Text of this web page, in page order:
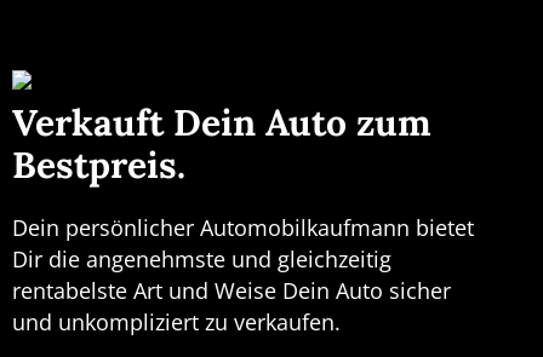
Verkauft Dein Auto zum
Bestpreis.
Dein persönlicher Automobilkaufmann bietet
Dir die angenehmste und gleichzeitig
rentabelste Art und Weise Dein Auto sicher
und unkompliziert zu verkaufen.